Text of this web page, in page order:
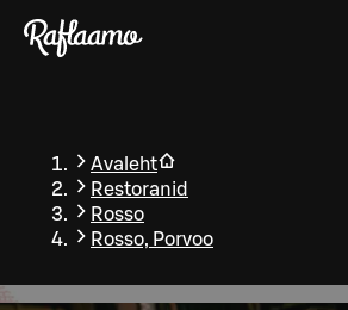
Liigu peamise sisu juurde
Avaleht
Restoranid
Rosso
Rosso, Porvoo